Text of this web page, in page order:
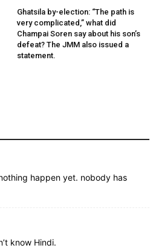
Ghatsila by-election: “The path is
very complicated,” what did
Champai Soren say about his son’s
defeat? The JMM also issued a
statement.
happen yet. nobody has
know Hindi.